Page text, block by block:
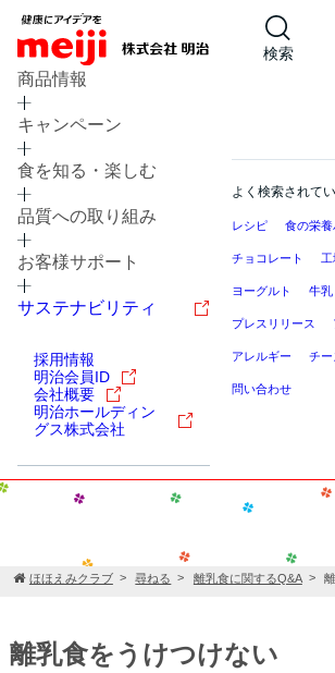
検索
商品情報
キャンペーン
食を知る・楽しむ
品質への取り組み
お客様サポート
サステナビリティ
採用情報
明治会員ID
会社概要
明治ホールディン
グス株式会社
よく検索されて
レシピ 食の栄養
チョコレート 工
ヨーグルト 牛乳
プレスリリース
アレルギー チー
問い合わせ
ほほえみクラブ 尋ねる 離乳食に関するQ&A
離乳食をうけつけない